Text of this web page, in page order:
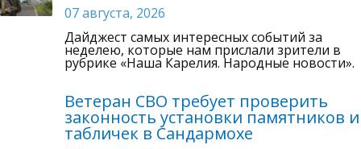
07 августа, 2026
Дайджест самых интересных событий за
неделею, которые нам прислали зрители в
рубрике «Наша Карелия. Народные новости».
Ветеран СВО требует проверить
законность установки памятников и
табличек в Сандармохе